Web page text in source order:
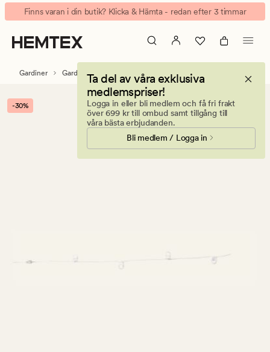
Aksel
glidere
snöre
Animerad
banner.
Klicka
på
att
pausa.
Finns varan i din butik? Klicka & Hämta - redan efter 3 timmar
Ta del av våra exklusiva
medlemspriser!
Logga in eller bli medlem och få fri frakt
över 699 kr till ombud samt tillgång till
våra bästa erbjudanden.
Bli medlem / Logga in
Gardiner Gardintillbehör Gardinskenor & tillbehör
-30%